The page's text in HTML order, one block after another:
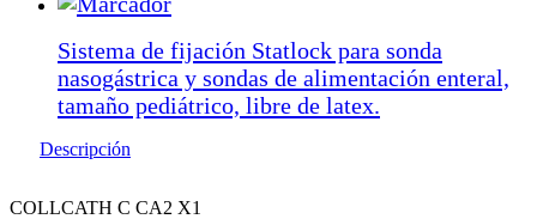
Sistema de fijación Statlock para sonda
nasogástrica y sondas de alimentación enteral,
tamaño pediátrico, libre de latex.
Descripción
COLLCATH C CA2 X1